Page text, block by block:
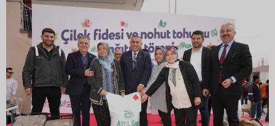
İmamoğlu’nda hijyen ve etiket kontrolü
Mustafa Özkan: "Yüreğir Belediye Başkan
Vekilliği seçimine ilişkin hukuki süreç başlatıldı"